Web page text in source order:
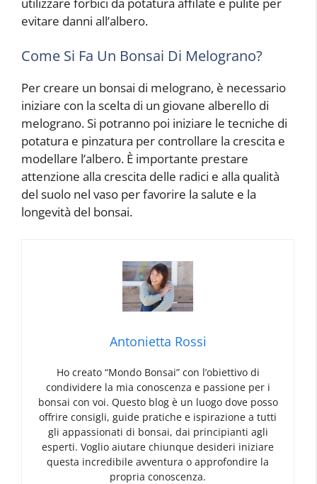
evitare danni all’albero.
Come Si Fa Un Bonsai Di Melograno?
Per creare un bonsai di melograno, è necessario
iniziare con la scelta di un giovane alberello di
melograno. Si potranno poi iniziare le tecniche di
potatura e pinzatura per controllare la crescita e
modellare l’albero. È importante prestare
attenzione alla crescita delle radici e alla qualità
del suolo nel vaso per favorire la salute e la
longevità del bonsai.
Antonietta Rossi
Ho creato “Mondo Bonsai” con l’obiettivo di
condividere la mia conoscenza e passione per i
bonsai con voi. Questo blog è un luogo dove posso
offrire consigli, guide pratiche e ispirazione a tutti
gli appassionati di bonsai, dai principianti agli
esperti. Voglio aiutare chiunque desideri iniziare
questa incredibile avventura o approfondire la
propria conoscenza.